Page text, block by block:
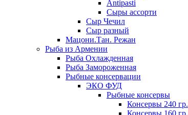
Antipasti
Сыры ассорти
Сыр Чечил
Сыр разный
Мацони.Тан. Режан
Рыба из Армении
Рыба Охлажденная
Рыба Замороженная
Рыбные консервации
ЭКО ФУД
Рыбные консервы
Консервы 240 гр.
Консервы 160 гр.